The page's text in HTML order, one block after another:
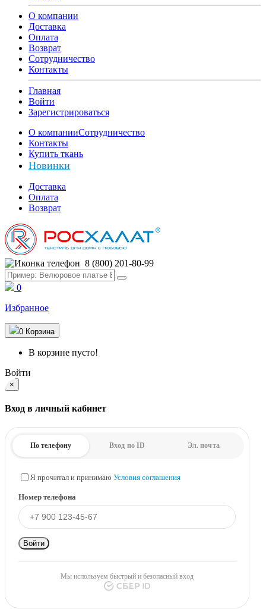
О компании
Доставка
Оплата
Возврат
Сотрудничество
Контакты
Главная
Войти
Зарегистрироваться
О компанииСотрудничество
Контакты
Купить ткань
Новинки
Доставка
Оплата
Возврат
8 (800) 201-80-99
0
Избранное
0 Корзина
В корзине пусто!
Войти
×
Вход в личный кабинет
По телефону Вход по ID Эл. почта
Я прочитал и принимаю Условия соглашения
Номер телефона
Войти
Мы используем быстрый и безопасный вход